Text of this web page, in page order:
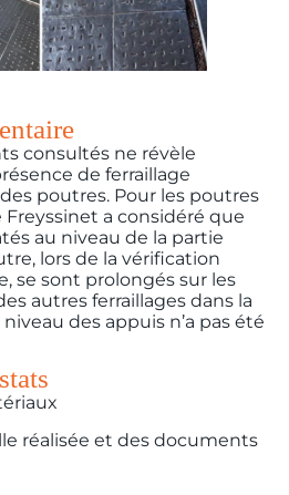
consultés ne révèle
de ferraillage
poutres. Pour les poutres
Freyssinet a considéré que
au niveau de la partie
lors de la vérification
se sont prolongés sur les
autres ferraillages dans la
des appuis n’a pas été
réalisée et des documents